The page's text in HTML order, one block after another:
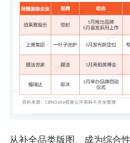
从补全品类版图、成为综合